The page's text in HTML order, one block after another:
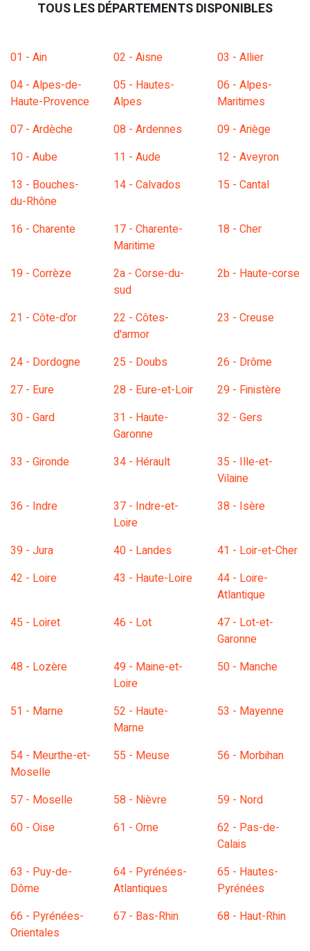
TOUS LES DÉPARTEMENTS DISPONIBLES
01 - Ain 02 - Aisne
03 - Allier
04 - Alpes-de-
Haute-Provence
05 - Hautes-
Alpes
06 - Alpes-
Maritimes
07 - Ardèche
08 - Ardennes
09 - Ariège
10 - Aube
11 - Aude
12 - Aveyron
13 - Bouches-
du-Rhône
14 - Calvados 15 - Cantal
16 - Charente
17 - Charente-
Maritime
18 - Cher
19 - Corrèze
2a - Corse-du-
sud
2b - Haute-corse
21 - Côte-d'or
22 - Côtes-
d'armor
23 - Creuse
24 - Dordogne 25 - Doubs
26 - Drôme
27 - Eure
28 - Eure-et-Loir
29 - Finistère
30 - Gard
31 - Haute-
Garonne
32 - Gers
33 - Gironde 34 - Hérault
35 - Ille-et-
Vilaine
36 - Indre
37 - Indre-et-
Loire
38 - Isère
39 - Jura 40 - Landes
41 - Loir-et-Cher
42 - Loire
43 - Haute-Loire
44 - Loire-
Atlantique
45 - Loiret
46 - Lot
47 - Lot-et-
Garonne
48 - Lozère
49 - Maine-et-
Loire
50 - Manche
51 - Marne
52 - Haute-
Marne
53 - Mayenne
54 - Meurthe-et-
Moselle
55 - Meuse 56 - Morbihan
57 - Moselle 58 - Nièvre
59 - Nord
60 - Oise
61 - Orne
62 - Pas-de-
Calais
63 - Puy-de-
Dôme
64 - Pyrénées-
Atlantiques
65 - Hautes-
Pyrénées
66 - Pyrénées-
Orientales
67 - Bas-Rhin 68 - Haut-Rhin